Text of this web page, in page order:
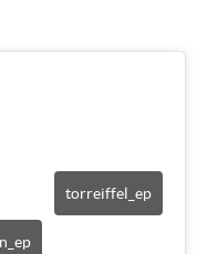
torreiffel_ep